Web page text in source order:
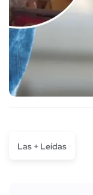
Las + Leídas